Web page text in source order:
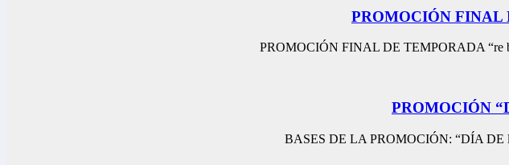
PROMOCIÓN FINAL
PROMOCIÓN FINAL DE TEMPORADA “re
PROMOCIÓN
BASES DE LA PROMOCIÓN: “DÍA DE